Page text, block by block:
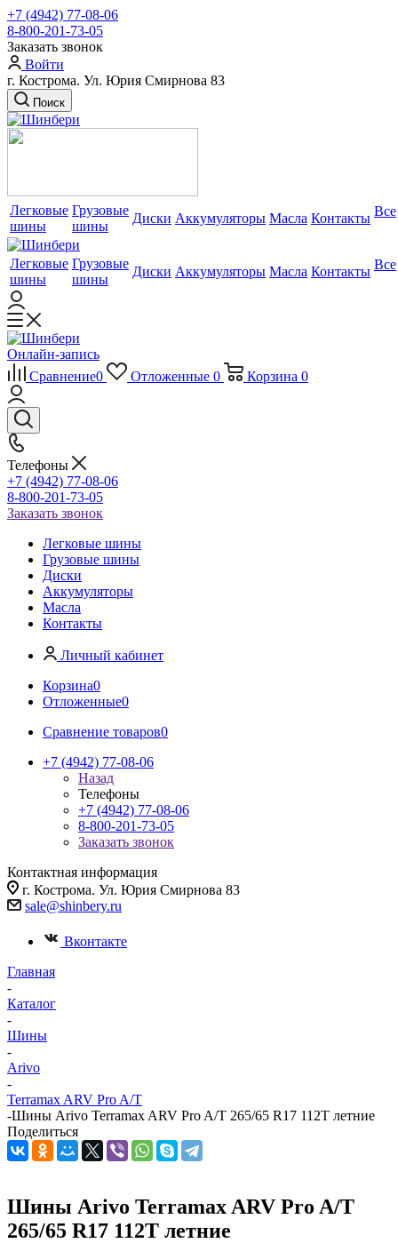
+7 (4942) 77-08-06
8-800-201-73-05
Заказать звонок
Войти
г. Кострома. Ул. Юрия Смирнова 83
Поиск
Легковые
шины
Грузовые
шины
Диски Аккумуляторы Масла Контакты Все
Легковые
шины
Грузовые
шины
Диски Аккумуляторы Масла Контакты Все
Онлайн-запись
Сравнение0 Отложенные 0 Корзина 0
Телефоны
+7 (4942) 77-08-06
8-800-201-73-05
Заказать звонок
Легковые шины
Грузовые шины
Диски
Аккумуляторы
Масла
Контакты
Личный кабинет
Корзина0
Отложенные0
Сравнение товаров0
+7 (4942) 77-08-06
Назад
Телефоны
+7 (4942) 77-08-06
8-800-201-73-05
Заказать звонок
Контактная информация
г. Кострома. Ул. Юрия Смирнова 83
sale@shinbery.ru
Вконтакте
Главная
-
Каталог
-
Шины
-
Arivo
-
Terramax ARV Pro A/T
-Шины Arivo Terramax ARV Pro A/T 265/65 R17 112T летние
Поделиться
Шины Arivo Terramax ARV Pro A/T
265/65 R17 112T летние